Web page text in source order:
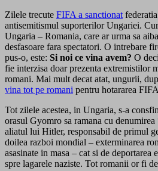
Zilele trecute FIFA a sanctionat
antisemitismul suporterilor Ungariei.
Ungaria – Romania, care ar urma sa
desfasoare fara spectatori. O intrebare
pus-o, este: Si noi ce vina avem? O
fie interzisa doar prezenta extremistilor
romani. Mai mult decat atat, ungurii,
vina tot pe romani pentru hotararea
Tot zilele acestea, in Ungaria, s-a
orasul Gyomro sa ramana cu
aliatul lui Hitler, responsabil de primul
doilea razboi mondial – exterminarea
asasinate in masa – cat si de
spre lagarele naziste. Tot romanii or fi